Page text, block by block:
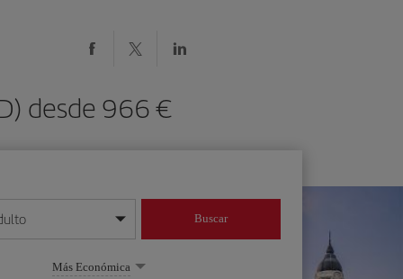
desde 966 €
mes/año
Buscar
Más Económica